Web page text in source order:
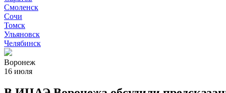
Смоленск
Сочи
Томск
Ульяновск
Челябинск
Воронеж
16 июля